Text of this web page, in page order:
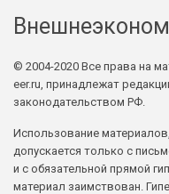
© 2004-2020 Все права на
eer.ru, принадлежат
законодательством РФ.
Использование
допускается только с
и с обязательной прямой
материал заимствован.